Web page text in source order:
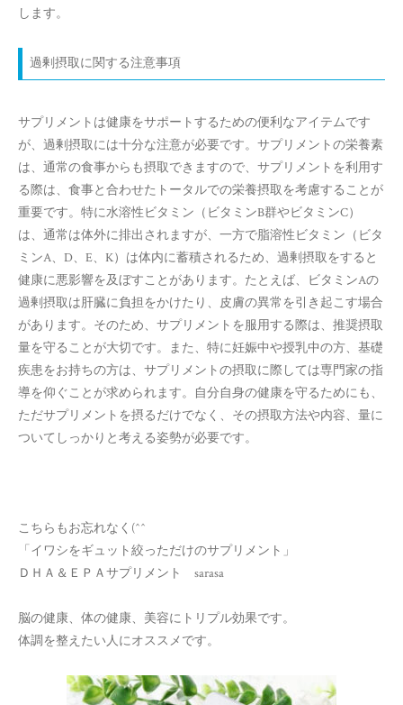
します。
過剰摂取に関する注意事項
サプリメントは健康をサポートするための便利なアイテムです
が、過剰摂取には十分な注意が必要です。サプリメントの栄養素
は、通常の食事からも摂取できますので、サプリメントを利用す
る際は、食事と合わせたトータルでの栄養摂取を考慮することが
重要です。特に水溶性ビタミン（ビタミンB群やビタミンC）
は、通常は体外に排出されますが、一方で脂溶性ビタミン（ビタ
ミンA、D、E、K）は体内に蓄積されるため、過剰摂取をすると
健康に悪影響を及ぼすことがあります。たとえば、ビタミンAの
過剰摂取は肝臓に負担をかけたり、皮膚の異常を引き起こす場合
があります。そのため、サプリメントを服用する際は、推奨摂取
量を守ることが大切です。また、特に妊娠中や授乳中の方、基礎
疾患をお持ちの方は、サプリメントの摂取に際しては専門家の指
導を仰ぐことが求められます。自分自身の健康を守るためにも、
ただサプリメントを摂るだけでなく、その摂取方法や内容、量に
ついてしっかりと考える姿勢が必要です。
こちらもお忘れなく(^^ゞ
「イワシをギュット絞っただけのサプリメント」
ＤＨＡ＆ＥＰＡサプリメント sarasa
脳の健康、体の健康、美容にトリプル効果です。
体調を整えたい人にオススメです。